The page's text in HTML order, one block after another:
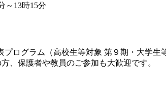
～13時15分
プログラム（高校生等対象 第９期・大学
、保護者や教員のご参加も大歓迎です。